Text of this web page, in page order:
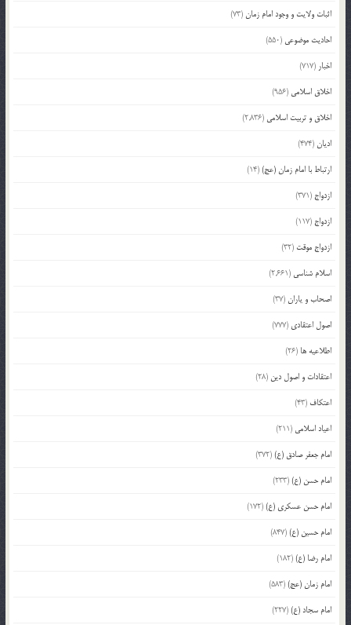
اثبات ولایت و وجود امام زمان(73)
احادیث موضوعی (550)
اخبار (717)
اخلاق اسلامی (956)
اخلاق و تربیت اسلامی (2,836)
ادیان(474)
ارتباط با امام زمان (عج)(14)
ازدواج (371)
ازدواج (117)
ازدواج موقت (32)
اسلام شناسی (2,661)
اصحاب و یاران(37)
اصول اعتقادی (777)
اطلاعیه ها (26)
اعتقادات و اصول دین (28)
اعتکاف (43)
اعیاد اسلامی (211)
امام جعفر صادق (ع)(372)
امام حسن (ع)(233)
امام حسن عسکری (ع)(172)
امام حسین (ع)(847)
امام رضا (ع)(182)
امام زمان (عج)(583)
امام سجاد (ع)(227)